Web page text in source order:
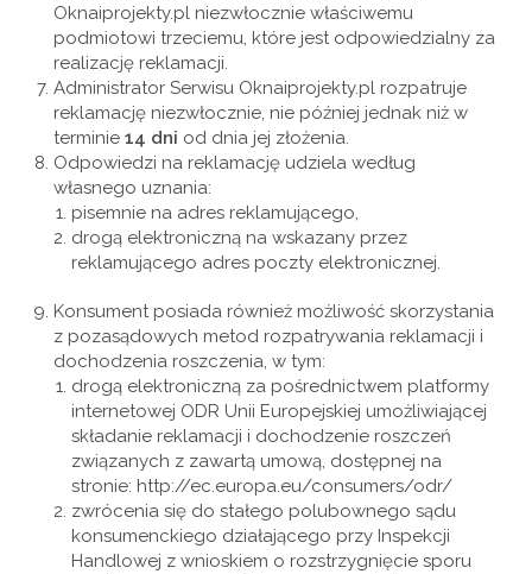
Oknaiprojekty.pl niezwłocznie właściwemu
podmiotowi trzeciemu, które jest odpowiedzialny za
realizację reklamacji.
Administrator Serwisu Oknaiprojekty.pl rozpatruje
reklamację niezwłocznie, nie później jednak niż w
terminie 14 dni od dnia jej złożenia.
Odpowiedzi na reklamację udziela według
własnego uznania:
pisemnie na adres reklamującego,
drogą elektroniczną na wskazany przez
reklamującego adres poczty elektronicznej.
Konsument posiada również możliwość skorzystania
z pozasądowych metod rozpatrywania reklamacji i
dochodzenia roszczenia, w tym:
drogą elektroniczną za pośrednictwem platformy
internetowej ODR Unii Europejskiej umożliwiającej
składanie reklamacji i dochodzenie roszczeń
związanych z zawartą umową, dostępnej na
stronie: http://ec.europa.eu/consumers/odr/
zwrócenia się do stałego polubownego sądu
konsumenckiego działającego przy Inspekcji
Handlowej z wnioskiem o rozstrzygnięcie sporu